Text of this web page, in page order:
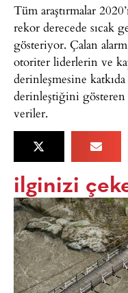
Tüm araştırmalar
rekor derecede sıcak
gösteriyor. Çalan
otoriter liderlerin ve
derinleşmesine
derinleştiğini gösteren
veriler.
ilginizi